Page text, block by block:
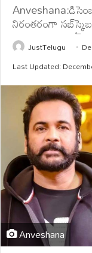
నిరంతరంగా
JustTelugu
Last Updated:
Anveshana